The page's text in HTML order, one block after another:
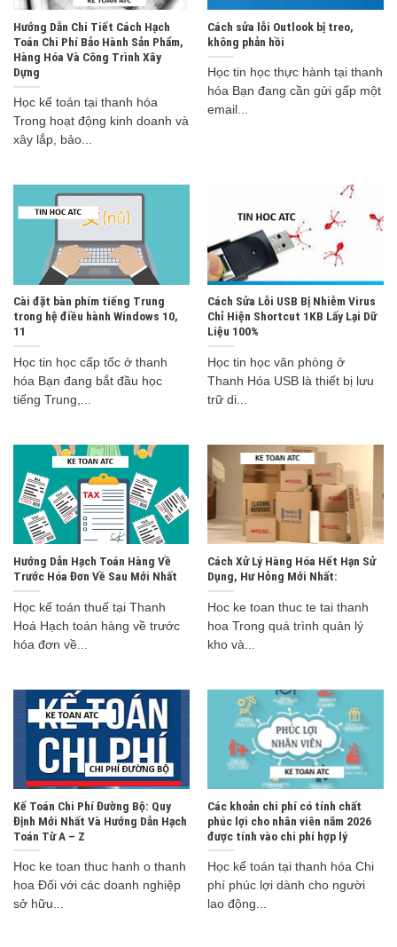
Hướng Dẫn Chi Tiết Cách Hạch
Toán Chi Phí Bảo Hành Sản Phẩm,
Hàng Hóa Và Công Trình Xây
Dựng
Học kế toán tại thanh hóa
Trong hoạt động kinh doanh và
xây lắp, bảo...
Cách sửa lỗi Outlook bị treo,
không phản hồi
Học tin học thực hành tại thanh
hóa Bạn đang cần gửi gấp một
email...
Cài đặt bàn phím tiếng Trung
trong hệ điều hành Windows 10,
11
Học tin học cấp tốc ở thanh
hóa Bạn đang bắt đầu học
tiếng Trung,...
Cách Sửa Lỗi USB Bị Nhiễm Virus
Chỉ Hiện Shortcut 1KB Lấy Lại Dữ
Liệu 100%
Học tin học văn phòng ở
Thanh Hóa USB là thiết bị lưu
trữ di...
Hướng Dẫn Hạch Toán Hàng Về
Trước Hóa Đơn Về Sau Mới Nhất
Học kế toán thuế tại Thanh
Hoá Hạch toán hàng về trước
hóa đơn về...
Cách Xử Lý Hàng Hóa Hết Hạn Sử
Dụng, Hư Hỏng Mới Nhất:
Hoc ke toan thuc te tai thanh
hoa Trong quá trình quản lý
kho và...
Kế Toán Chi Phí Đường Bộ: Quy
Định Mới Nhất Và Hướng Dẫn Hạch
Toán Từ A – Z
Hoc ke toan thuc hanh o thanh
hoa Đối với các doanh nghiệp
sở hữu...
Các khoản chi phí có tính chất
phúc lợi cho nhân viên năm 2026
được tính vào chi phí hợp lý
Học kế toán tại thanh hóa Chi
phí phúc lợi dành cho người
lao động...